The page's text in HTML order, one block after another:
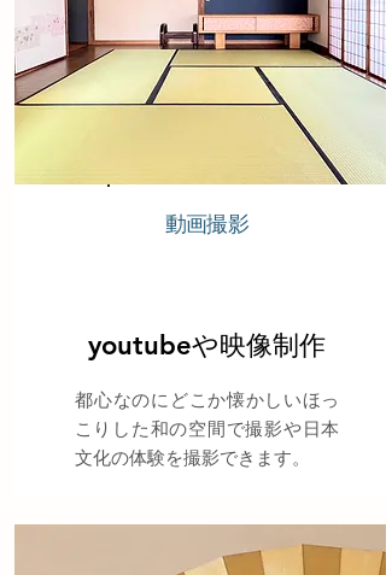
​動画撮影
youtubeや映像制作
​都心なのにどこか懐かしいほっ
こりした和の空間で撮影や日本
文化の体験を撮影できます。